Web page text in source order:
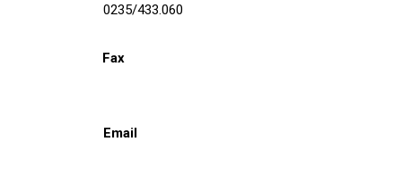
0235/433.060
Fax
Email